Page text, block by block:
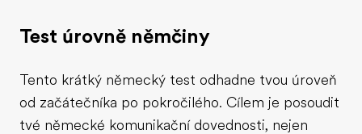
Test úrovně němčiny
Tento krátký německý test odhadne tvou úroveň
od začátečníka po pokročilého. Cílem je posoudit
tvé německé komunikační dovednosti, nejen